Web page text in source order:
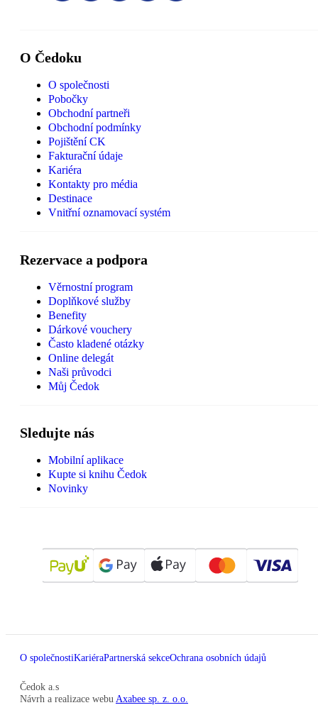
O Čedoku
O společnosti
Pobočky
Obchodní partneři
Obchodní podmínky
Pojištění CK
Fakturační údaje
Kariéra
Kontakty pro média
Destinace
Vnitřní oznamovací systém
Rezervace a podpora
Věrnostní program
Doplňkové služby
Benefity
Dárkové vouchery
Často kladené otázky
Online delegát
Naši průvodci
Můj Čedok
Sledujte nás
Mobilní aplikace
Kupte si knihu Čedok
Novinky
O společnostiKariéraPartnerská sekceOchrana osobních údajů
Čedok a.s
Návrh a realizace webu Axabee sp. z. o.o.